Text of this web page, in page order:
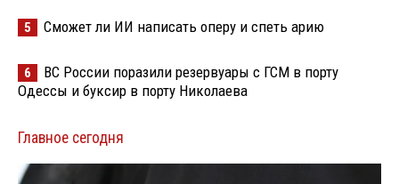
5 Сможет ли ИИ написать оперу и спеть арию
6
ВС России поразили резервуары с ГСМ в порту
Одессы и буксир в порту Николаева
Главное сегодня